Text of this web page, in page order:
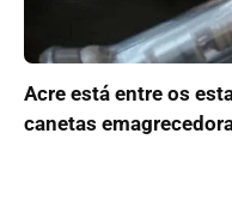
Acre está entre os
canetas